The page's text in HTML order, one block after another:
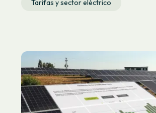
Tarifas y sector eléctrico